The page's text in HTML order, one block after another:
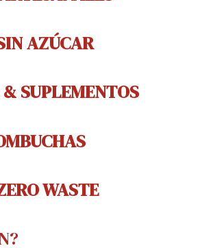
AZÚCAR
SUPLEMENTOS
WASTE